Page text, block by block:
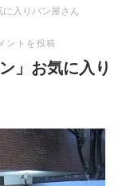
に入りパン屋さん
ントを投稿
」お気に入り